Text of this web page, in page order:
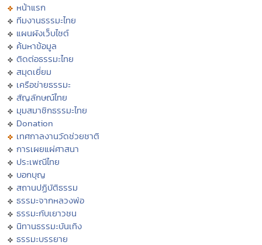
หน้าแรก
ทีมงานธรรมะไทย
แผนผังเว็บไซต์
ค้นหาข้อมูล
ติดต่อธรรมะไทย
สมุดเยี่ยม
เครือข่ายธรรมะ
สัญลักษณ์ไทย
มุมสมาชิกธรรมะไทย
Donation
เทศกาลงานวัดช่วยชาติ
การเผยแผ่ศาสนา
ประเพณีไทย
บอกบุญ
สถานปฏิบัติธรรม
ธรรมะจากหลวงพ่อ
ธรรมะกับเยาวชน
นิทานธรรมะบันเทิง
ธรรมะบรรยาย